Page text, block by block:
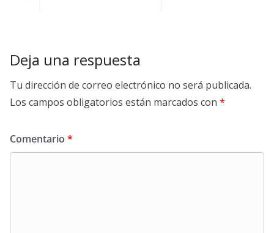
Deja una respuesta
Tu dirección de correo electrónico no será publicada.
Los campos obligatorios están marcados con *
Comentario *